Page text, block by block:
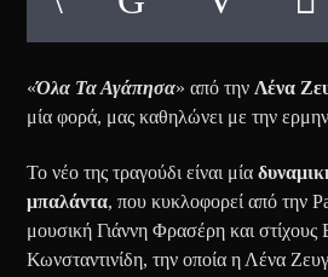
«Όλα Τα Αγάπησα» από την Λένα
μία φορά, μας καθηλώνει με την
Το νέο της τραγούδι είναι μία
μπαλάντα, που κυκλοφορεί από την
μουσική Γιάννη Φρασέρη και στίχους
Κωνσταντινίδη, την οποία η Λένα